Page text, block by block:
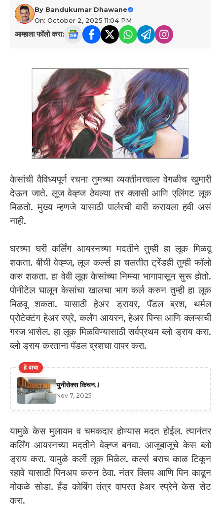
By Bandukumar Dhawane
On: October 2, 2025 11:04 PM
आम्हाला फॉलो करा:
केसांची वैविध्यपूर्ण रचना तुमच्या व्यक्तीमत्त्वाला वेगळीच खुमारी
देऊन जाते. लूज वेव्ह्ज ठेवल्या तर क्लासी आणि एलिंगट लूक
मिळतो. मुख्य म्हणजे यासाठी पार्लरची वारी करायला हवी असं
नाही.
घरच्या घरी कर्लिंग आयरनच्या मदतीने तुम्ही हा लूक मिळवू
शकता. बीची वेव्ह्ज, लूज कर्ल्स हा चलतीत ट्रेंडही तुम्ही फॉलो
करु शकता. हा वेवी लूक केसांच्या निम्म्या भागापासून सुरू होतो.
पोनीटेल घालून केसांचा खालचा भाग कर्ल करुन तुम्ही हा लूक
मिळवू शकता. यासाठी हेअर ड्रायर, पॅडल ब्रश, थर्मल
प्रोटेक्टंग हेअर स्प्रे, कर्लंग आयरन, हेअर पिन्स आणि क्लप्सची
गरज भासेल. हा लूक मिळविण्यासाठी सर्वप्रथम ब्लो ड्राय करा.
ब्लो ड्राय करताना पॅडल ब्रशचा वापर करा.
हे वाचा
युनीसेक्स किचन..!
Nov 7, 2025
यामुळे केस मुलायम व चमकदार होण्यास मदत होईल. त्यानंतर
कर्लिंग आयरनच्या मदतीने वेव्ह्ज बनवा. आजूबाजूचे केस ब्लो
ड्राय करा. यामुळे कर्ली लूक मिळेल. कर्ल्स बराच काळ टिकून
रहावे यासाठी पिनअप करुन ठेवा. नंतर क्लिप आणि पिन काढून
मोकळे सोडा. हँड कोबिंग तंत्र वापरत हेअर स्प्रेने केस सेट
करा.